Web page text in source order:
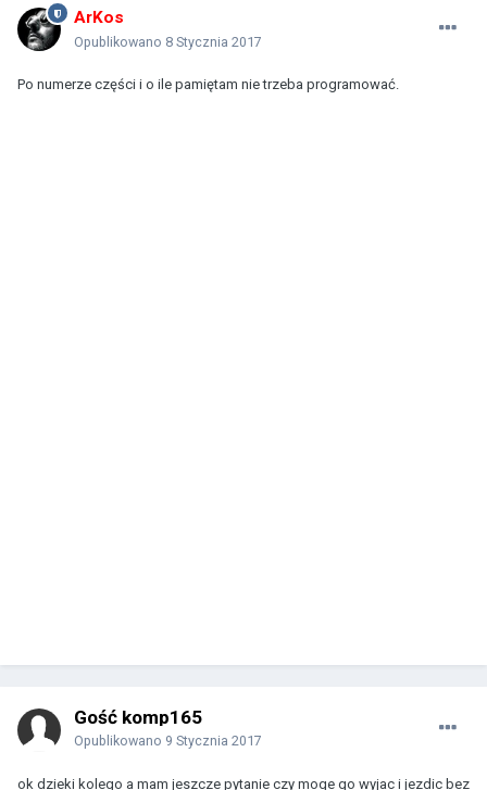
ArKos
Opublikowano 8 Stycznia 2017
Po numerze części i o ile pamiętam nie trzeba programować.
Gość komp165
Opublikowano 9 Stycznia 2017
ok dzieki kolego a mam jeszcze pytanie czy moge go wyjac i jezdic bez